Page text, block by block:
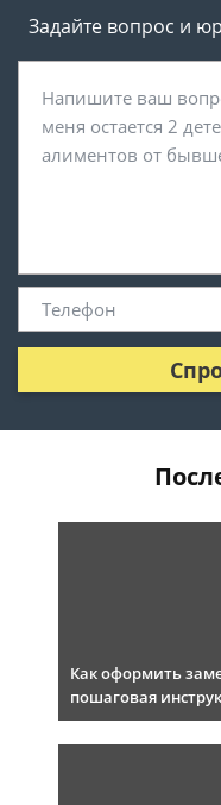
Задайте вопрос и
Как оформить
пошаговая